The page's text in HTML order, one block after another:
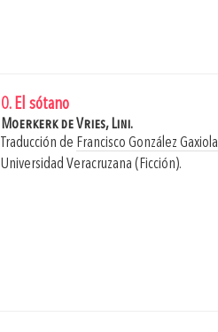
0. El sótano
Moerkerk de Vries, Lini.
Traducción de Francisco González Gaxiola
Universidad Veracruzana (Ficción).